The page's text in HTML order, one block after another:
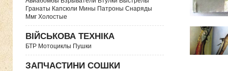
Гранаты Капсюли Мины Патроны Снаряды
Ммг Холостые
ВІЙСЬКОВА ТЕХНІКА
БТР Мотоциклы Пушки
ЗАПЧАСТИНИ СОШКИ